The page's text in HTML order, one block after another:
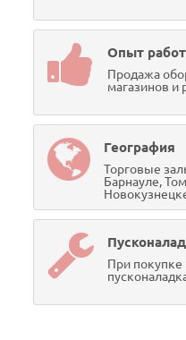
Опыт
Продажа
магазинов и
География
Торговые
Барнауле,
При покупке